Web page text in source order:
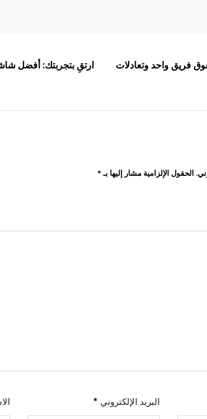
ارتقِ بتجربتك: أفضل شاشات
فريق واحد وتعادلات
الحقول الإلزامية مشار إليها بـ*
البريد الإلكتروني *